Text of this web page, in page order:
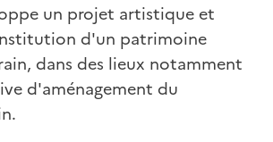
un projet artistique et
d'un patrimoine
dans des lieux notamment
d'aménagement du